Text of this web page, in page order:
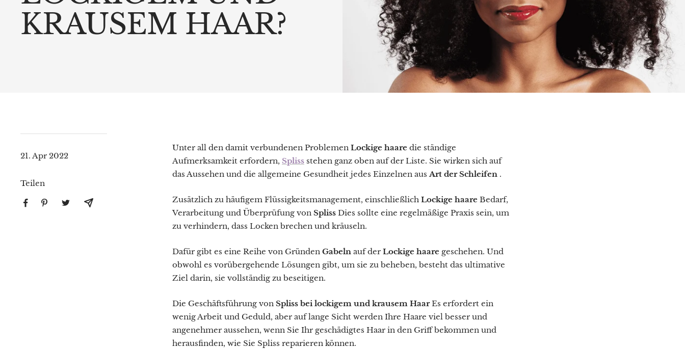
KRAUSEM HAAR?
21. Apr 2022
Teilen
Unter all den damit verbundenen Problemen Lockige haare die ständige
Aufmerksamkeit erfordern, Spliss stehen ganz oben auf der Liste. Sie wirken sich auf
das Aussehen und die allgemeine Gesundheit jedes Einzelnen aus Art der Schleifen .
Zusätzlich zu häufigem Flüssigkeitsmanagement, einschließlich Lockige haare Bedarf,
Verarbeitung und Überprüfung von Spliss Dies sollte eine regelmäßige Praxis sein, um
zu verhindern, dass Locken brechen und kräuseln.
Dafür gibt es eine Reihe von Gründen Gabeln auf der Lockige haare geschehen. Und
obwohl es vorübergehende Lösungen gibt, um sie zu beheben, besteht das ultimative
Ziel darin, sie vollständig zu beseitigen.
Die Geschäftsführung von Spliss bei lockigem und krausem Haar Es erfordert ein
wenig Arbeit und Geduld, aber auf lange Sicht werden Ihre Haare viel besser und
angenehmer aussehen, wenn Sie Ihr geschädigtes Haar in den Griff bekommen und
herausfinden, wie Sie Spliss reparieren können.